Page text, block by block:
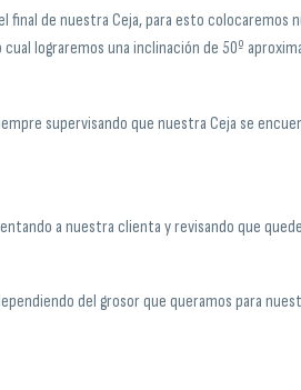
final de nuestra Ceja, para esto
lograremos una inclinación de 50º
supervisando que nuestra Ceja se
a nuestra clienta y revisando que
del grosor que queramos para